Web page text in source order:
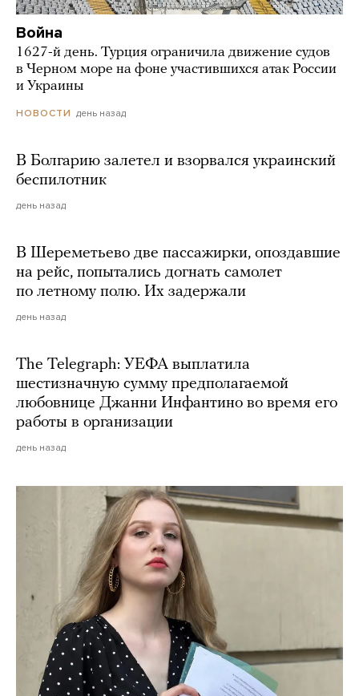
Война
1627-й день. Турция ограничила движение судов
в Черном море на фоне участившихся атак России
и Украины
НОВОСТИ день назад
В Болгарию залетел и взорвался украинский
беспилотник
день назад
В Шереметьево две пассажирки, опоздавшие
на рейс, попытались догнать самолет
по летному полю. Их задержали
день назад
The Telegraph: УЕФА выплатила
шестизначную сумму предполагаемой
любовнице Джанни Инфантино во время его
работы в организации
день назад